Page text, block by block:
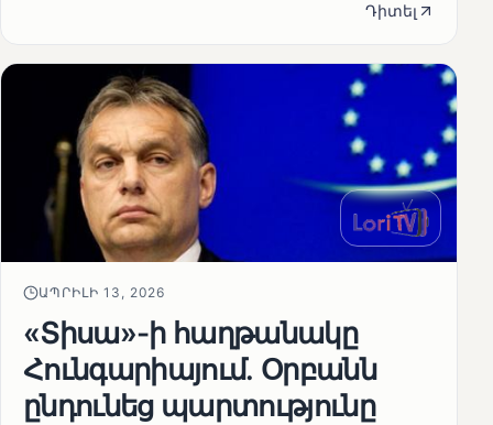
Դիտել
ԱՊՐԻԼԻ 13, 2026
«Տիսա»-ի հաղթանակը
Հունգարիայում․ Օրբանն
ընդունեց պարտությունը